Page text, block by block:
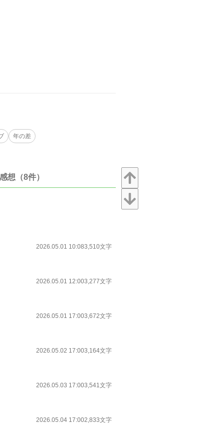
年の差
感想（8件）
2026.05.01 10:083,510文字
2026.05.01 12:003,277文字
2026.05.01 17:003,672文字
2026.05.02 17:003,164文字
2026.05.03 17:003,541文字
2026.05.04 17:002,833文字